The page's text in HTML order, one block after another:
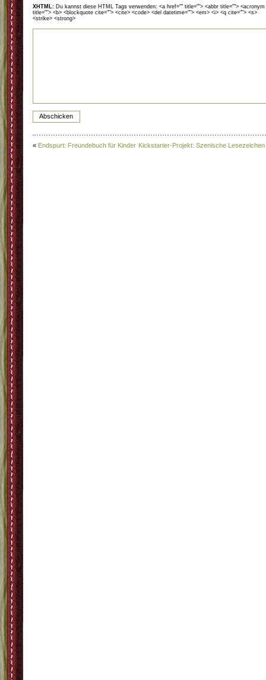
XHTML: Du kannst diese HTML Tags verwenden: <a href="" title=""> <abbr title=""> <acronym
title=""> <b> <blockquote cite=""> <cite> <code> <del datetime=""> <em> <i> <q cite=""> <s>
<strike> <strong>
« Endspurt: Freundebuch für Kinder Kickstarter-Projekt: Szenische Lesezeichen